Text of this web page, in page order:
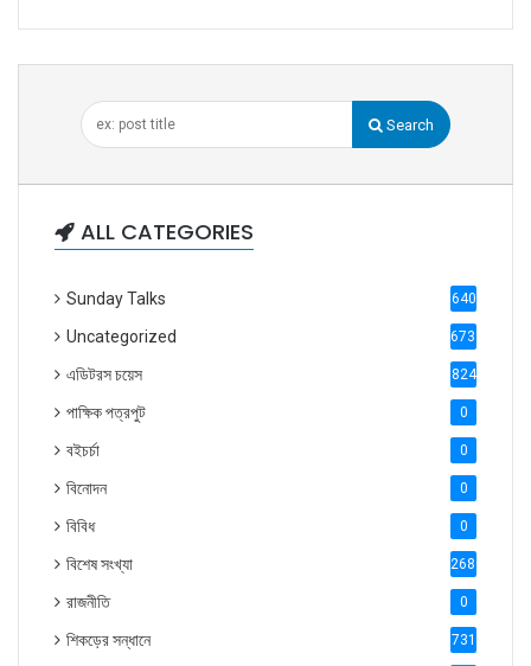
Search
ALL CATEGORIES
Sunday Talks 640
Uncategorized 6738
এডিটরস চয়েস 824
পাক্ষিক পত্রপুট 0
বইচর্চা 0
বিনোদন 0
বিবিধ 0
বিশেষ সংখ্যা 2686
রাজনীতি 0
শিকড়ের সন্ধানে 731